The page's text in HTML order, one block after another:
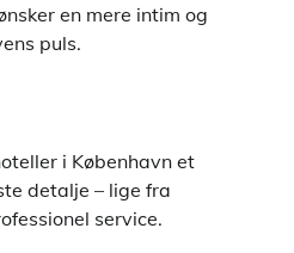
en mere intim og
puls.
i København et
detalje – lige fra
service.